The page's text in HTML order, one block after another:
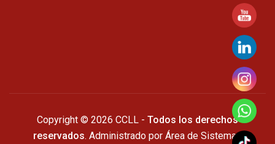
Copyright © 2026 CCLL - Todos los derechos
reservados. Administrado por Área de Sistemas